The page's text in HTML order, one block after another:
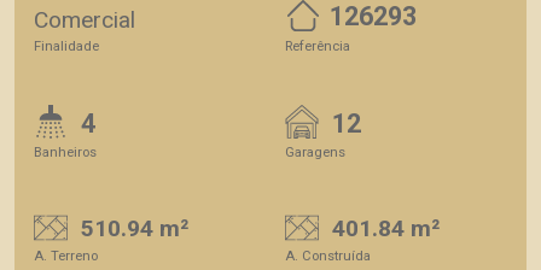
Comercial
Finalidade
126293
Referência
4
Banheiros
12
Garagens
510.94 m²
A. Terreno
401.84 m²
A. Construída